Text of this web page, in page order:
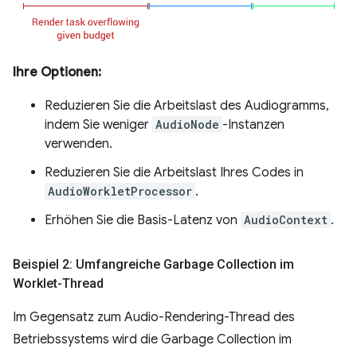
Ihre Optionen:
Reduzieren Sie die Arbeitslast des Audiogramms,
indem Sie weniger AudioNode -Instanzen
verwenden.
Reduzieren Sie die Arbeitslast Ihres Codes in
AudioWorkletProcessor .
Erhöhen Sie die Basis-Latenz von AudioContext .
Beispiel 2: Umfangreiche Garbage Collection im
Worklet-Thread
Im Gegensatz zum Audio-Rendering-Thread des
Betriebssystems wird die Garbage Collection im